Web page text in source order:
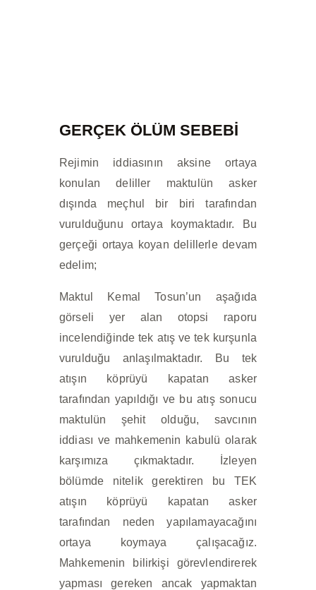
GERÇEK ÖLÜM SEBEBİ
Rejimin iddiasının aksine ortaya
konulan deliller maktulün asker
dışında meçhul bir biri tarafından
vurulduğunu ortaya koymaktadır. Bu
gerçeği ortaya koyan delillerle devam
edelim;
Maktul Kemal Tosun’un aşağıda
görseli yer alan otopsi raporu
incelendiğinde tek atış ve tek kurşunla
vurulduğu anlaşılmaktadır. Bu tek
atışın köprüyü kapatan asker
tarafından yapıldığı ve bu atış sonucu
maktulün şehit olduğu, savcının
iddiası ve mahkemenin kabulü olarak
karşımıza çıkmaktadır. İzleyen
bölümde nitelik gerektiren bu TEK
atışın köprüyü kapatan asker
tarafından neden yapılamayacağını
ortaya koymaya çalışacağız.
Mahkemenin bilirkişi görevlendirerek
yapması gereken ancak yapmaktan